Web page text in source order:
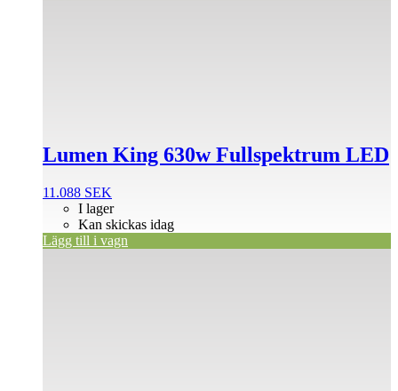
Lumen King 630w Fullspektrum LED
11.088 SEK
I lager
Kan skickas idag
Lägg till i vagn